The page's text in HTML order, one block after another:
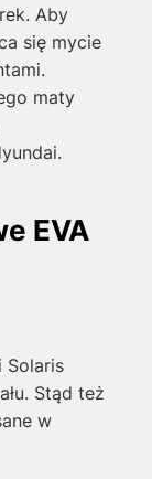
Aby
się mycie
maty
EVA
Solaris
Stąd też
w